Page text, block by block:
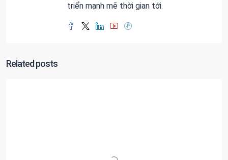
triển mạnh mẽ thời gian tới.
Related posts